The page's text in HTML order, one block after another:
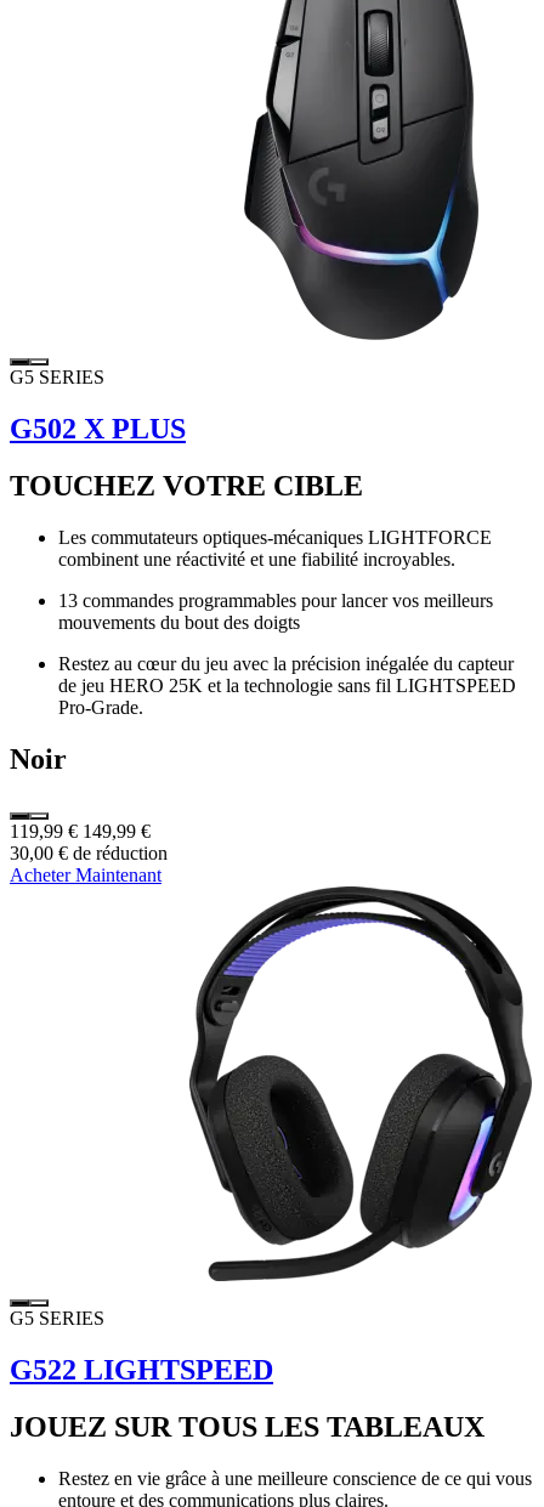
G5 SERIES
G502 X PLUS
TOUCHEZ VOTRE CIBLE
Les commutateurs optiques-mécaniques LIGHTFORCE
combinent une réactivité et une fiabilité incroyables.
13 commandes programmables pour lancer vos meilleurs
mouvements du bout des doigts
Restez au cœur du jeu avec la précision inégalée du capteur
de jeu HERO 25K et la technologie sans fil LIGHTSPEED
Pro-Grade.
Noir
119,99 € 149,99 €
30,00 € de réduction
Acheter Maintenant
G5 SERIES
G522 LIGHTSPEED
JOUEZ SUR TOUS LES TABLEAUX
Restez en vie grâce à une meilleure conscience de ce qui vous
entoure et des communications plus claires.